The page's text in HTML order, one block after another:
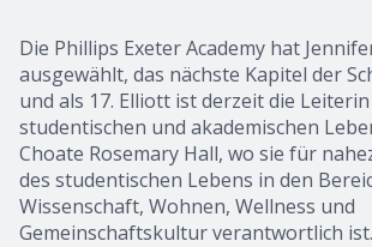
Die Phillips Exeter Academy hat
ausgewählt, das nächste Kapitel der
und als 17. Elliott ist derzeit die Leiterin
studentischen und akademischen
Choate Rosemary Hall, wo sie für
des studentischen Lebens in den
Wissenschaft, Wohnen, Wellness und
Gemeinschaftskultur verantwortlich ist.